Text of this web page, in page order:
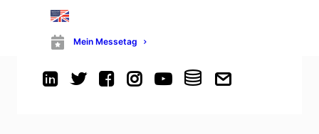
Mein Messetag